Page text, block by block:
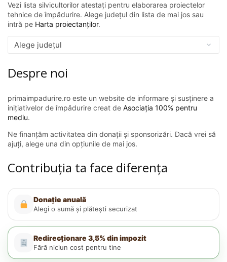
Vezi lista silvicultorilor atestați pentru elaborarea proiectelor
tehnice de împădurire. Alege județul din lista de mai jos sau
intră pe Harta proiectanților.
Despre noi
primaimpadurire.ro este un website de informare și susținere a
inițiativelor de împădurire creat de Asociația 100% pentru
mediu.
Ne finanțăm activitatea din donații și sponsorizări. Dacă vrei să
ajuți, alege una din opțiunile de mai jos.
Contribuția ta face diferența
Donație anuală
Alegi o sumă și plătești securizat
Redirecționare 3,5% din impozit
Fără niciun cost pentru tine